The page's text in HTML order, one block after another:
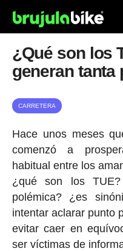
¿Qué son los
generan tanta
CARRETERA
Hace unos meses
comenzó a
habitual entre los
¿qué son los
polémica? ¿es
intentar aclarar punto
evitar caer en
ser víctimas de